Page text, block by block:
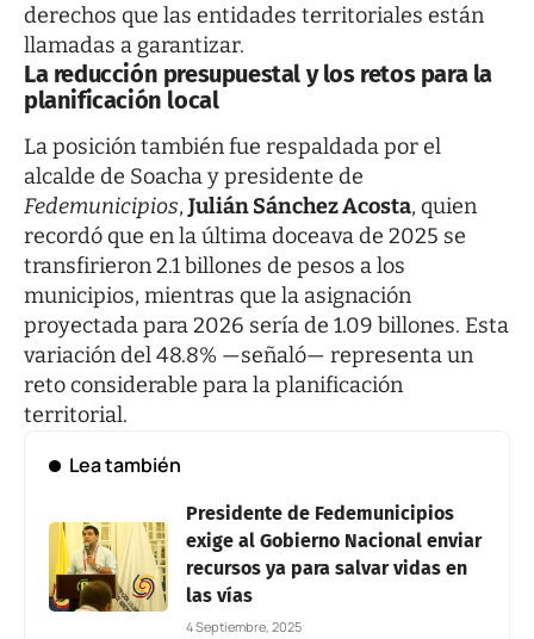
derechos que las entidades territoriales están
llamadas a garantizar.
La reducción presupuestal y los retos para la
planificación local
La posición también fue respaldada por el
alcalde de Soacha y presidente de
Fedemunicipios, Julián Sánchez Acosta, quien
recordó que en la última doceava de 2025 se
transfirieron 2.1 billones de pesos a los
municipios, mientras que la asignación
proyectada para 2026 sería de 1.09 billones. Esta
variación del 48.8% —señaló— representa un
reto considerable para la planificación
territorial.
Lea también
Presidente de Fedemunicipios
exige al Gobierno Nacional enviar
recursos ya para salvar vidas en
las vías
4 Septiembre, 2025